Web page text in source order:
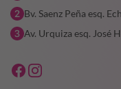
Bv. Saenz Peña esq.
Av. Urquiza esq. José